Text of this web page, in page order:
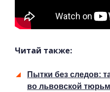
Читай также:
Пытки без следов:
во львовской